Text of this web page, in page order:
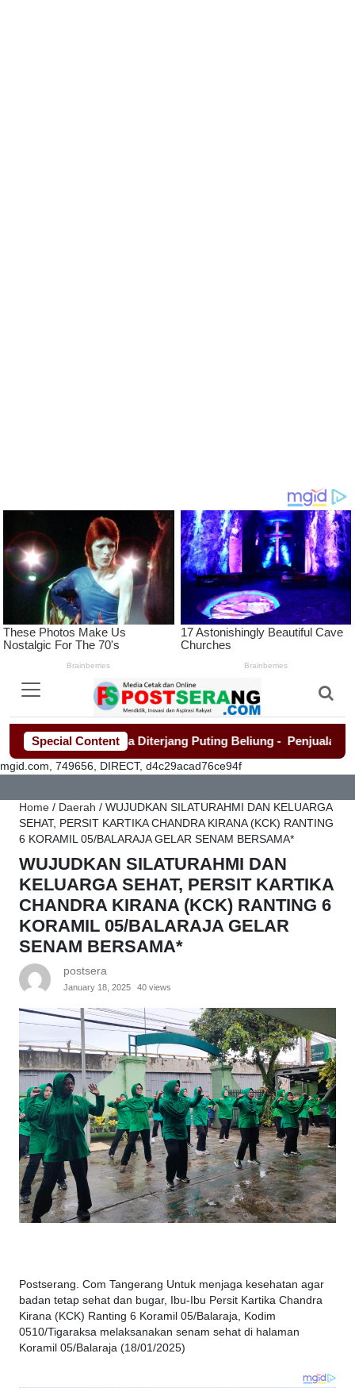
Special Content
Roboh Warga Diterjang Puting Beliung- Penjualan Seragam
mgid.com, 749656, DIRECT, d4c29acad76ce94f
Home / Daerah / WUJUDKAN SILATURAHMI DAN KELUARGA
SEHAT, PERSIT KARTIKA CHANDRA KIRANA (KCK) RANTING
6 KORAMIL 05/BALARAJA GELAR SENAM BERSAMA*
WUJUDKAN SILATURAHMI DAN
KELUARGA SEHAT, PERSIT KARTIKA
CHANDRA KIRANA (KCK) RANTING 6
KORAMIL 05/BALARAJA GELAR
SENAM BERSAMA*
postsera
January 18, 2025 40 views
Postserang. Com Tangerang Untuk menjaga kesehatan agar
badan tetap sehat dan bugar, Ibu-Ibu Persit Kartika Chandra
Kirana (KCK) Ranting 6 Koramil 05/Balaraja, Kodim
0510/Tigaraksa melaksanakan senam sehat di halaman
Koramil 05/Balaraja (18/01/2025)